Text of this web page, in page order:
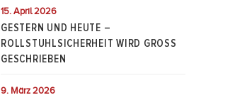
15. April 2026
GESTERN UND HEUTE –
ROLLSTUHLSICHERHEIT WIRD GROSS
GESCHRIEBEN
9. März 2026